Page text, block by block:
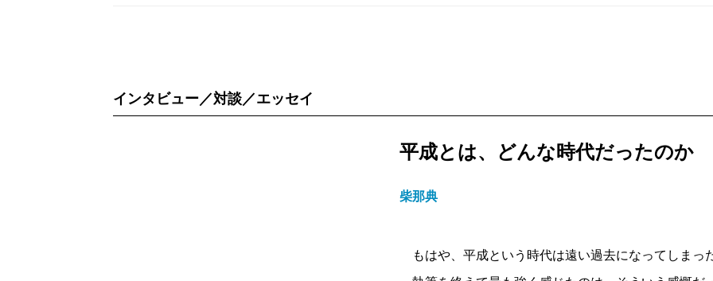
インタビュー／対談／エッセイ
平成とは、どんな時代だったのか
柴那典
もはや、平成という時代は遠い過去になってしま